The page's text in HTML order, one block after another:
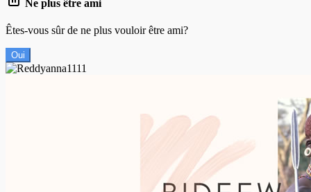
Ne plus être ami
Êtes-vous sûr de ne plus vouloir être ami?
Oui